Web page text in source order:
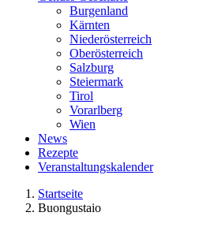
Burgenland
Kärnten
Niederösterreich
Oberösterreich
Salzburg
Steiermark
Tirol
Vorarlberg
Wien
News
Rezepte
Veranstaltungskalender
Startseite
Buongustaio